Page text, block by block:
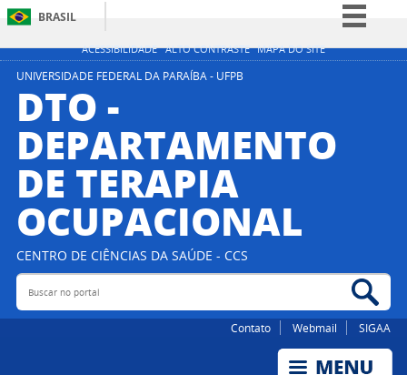
ACESSIBILIDADE ALTO CONTRASTE MAPA DO SITE
BRASIL
Simplifique!
Acesso à informação
Legislação
UNIVERSIDADE FEDERAL DA PARAÍBA - UFPB
DTO -
DEPARTAMENTO
DE TERAPIA
OCUPACIONAL
CENTRO DE CIÊNCIAS DA SAÚDE - CCS
Buscar no portal
Contato Webmail SIGAA